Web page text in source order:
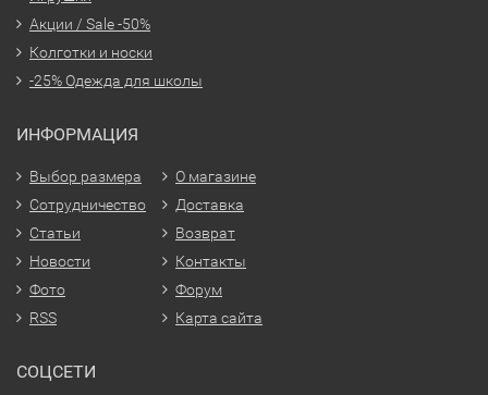
Акции / Sale -50%
Колготки и носки
-25% Одежда для школы
ИНФОРМАЦИЯ
Выбор размера
Сотрудничество
Статьи
Новости
Фото
RSS
О магазине
Доставка
Возврат
Контакты
Форум
Карта сайта
СОЦСЕТИ